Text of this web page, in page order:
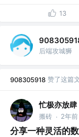
13
后端攻城狮
908305918 赞了这篇
忙极亦放肆
搬砖 · 2年前
分享一种灵活的